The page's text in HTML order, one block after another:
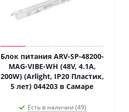
Блок питания ARV-SP-48200-
MAG-VIBE-WH (48V, 4.1A,
200W) (Arlight, IP20 Пластик,
5 лет) 044203 в Самаре
Есть в наличии (49)